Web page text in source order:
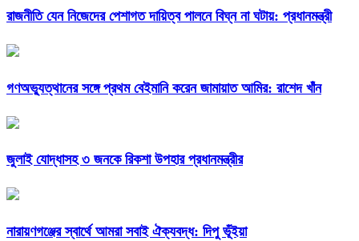
রাজনীতি যেন নিজেদের পেশাগত দায়িত্ব পালনে বিঘ্ন না ঘটায়: প্রধানমন্ত্রী
গণঅভ্যুত্থানের সঙ্গে প্রথম বেইমানি করেন জামায়াত আমির: রাশেদ খাঁন
জুলাই যোদ্ধাসহ ৩ জনকে রিকশা উপহার প্রধানমন্ত্রীর
নারায়ণগঞ্জের স্বার্থে আমরা সবাই ঐক্যবদ্ধ: দিপু ভূঁইয়া